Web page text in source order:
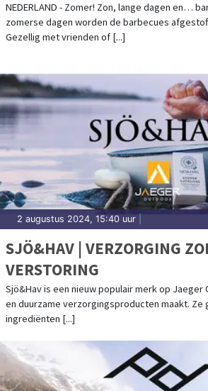
NEDERLAND - Zomer! Zon, lange dagen en…
zomerse dagen worden de barbecues
Gezellig met vrienden of [...]
2 augustus 2024, 15:40 uur
SJÖ&HAV | VERZORGING
VERSTORING
Sjö&Hav is een nieuw populair merk op
en duurzame verzorgingsproducten maakt. Ze
ingrediënten [...]